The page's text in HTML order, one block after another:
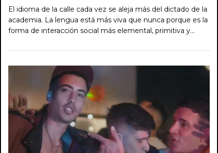
El idioma de la calle cada vez se aleja más del dictado de la
academia. La lengua está más viva que nunca porque es la
forma de interacción social más elemental, primitiva y…